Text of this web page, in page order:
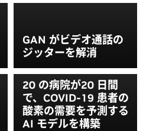
GAN がビデオ通話の
ジッターを解消
20 の病院が20 日間
で、COVID-19 患者の
酸素の需要を予測する
AI モデルを構築